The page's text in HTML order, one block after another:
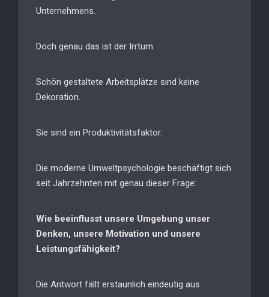
Unternehmens.
Doch genau das ist der Irrtum.
Schön gestaltete Arbeitsplätze sind keine
Dekoration.
Sie sind ein Produktivitätsfaktor.
Die moderne Umweltpsychologie beschäftigt sich
seit Jahrzehnten mit genau dieser Frage:
Wie beeinflusst unsere Umgebung unser
Denken, unsere Motivation und unsere
Leistungsfähigkeit?
Die Antwort fällt erstaunlich eindeutig aus.